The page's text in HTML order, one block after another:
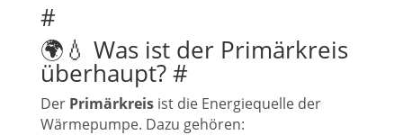
#
🌍💧 Was ist der Primärkreis
überhaupt?#
Der Primärkreis ist die Energiequelle der
Wärmepumpe. Dazu gehören: